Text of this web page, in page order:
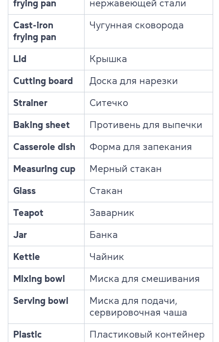
frying pan
нержавеющей стали
Cast-iron
frying pan
Чугунная сковорода
Lid Крышка
Cutting board Доска для нарезки
Strainer Ситечко
Baking sheet Противень для выпечки
Casserole dish Форма для запекания
Measuring cup Мерный стакан
Glass Стакан
Teapot Заварник
Jar Банка
Kettle Чайник
Mixing bowl Миска для смешивания
Serving bowl
Миска для подачи,
сервировочная чаша
Plastic
Пластиковый контейнер